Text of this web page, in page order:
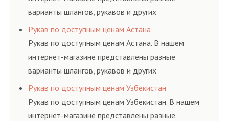
варианты шлангов, рукавов и других
резинотехнических изделий, соответствующих
ГОСТам, техническим условиям и нормативам.
Рукав по доступным ценам Астана
Рукав по доступным ценам Астана. В нашем
интернет-магазине представлены разные
варианты шлангов, рукавов и других
резинотехнических изделий, соответствующих
ГОСТам, техническим условиям и нормативам.
Рукав по доступным ценам Узбекистан
Рукав по доступным ценам Узбекистан. В нашем
интернет-магазине представлены разные